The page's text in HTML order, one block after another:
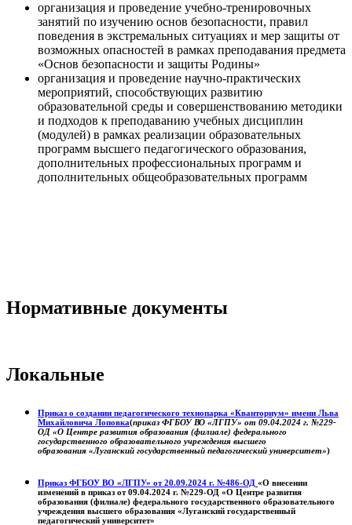
организация и проведение учебно-тренировочных
занятий по изучению основ безопасности, правил
поведения в экстремальных ситуациях и мер защиты от
возможных опасностей в рамках преподавания предмета
«Основ безопасности и защиты Родины»
организация и проведение научно-практических
мероприятий, способствующих развитию
образовательной среды и совершенствованию методики
и подходов к преподаванию учебных дисциплин
(модулей) в рамках реализации образовательных
программ высшего педагогического образования,
дополнительных профессиональных программ и
дополнительных общеобразовательных программ
Нормативные документы
Локальные
Приказ о создании педагогического технопарка «Кванториум» имени Льва
Михайловича Лоповка(приказ ФГБОУ ВО «ЛГПУ» от 09.04.2024 г. №229-
ОД «О Центре развития образования (филиале) федерального
государственного образовательного учреждения высшего
образования «Луганский государственный педагогический университет»)
Приказ ФГБОУ ВО «ЛГПУ» от 20.09.2024 г. №486-ОД «О внесении
изменений в приказ от 09.04.2024 г. №229-ОД «О Центре развития
образования (филиале) федерального государственного образовательного
учреждения высшего образования «Луганский государственный
педагогический университет»